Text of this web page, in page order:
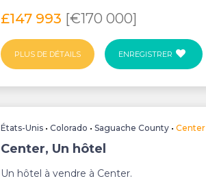
£147 993 [€170 000]
PLUS DE DÉTAILS ENREGISTRER
États-Unis •Colorado •Saguache County •Center
Center, Un hôtel
Un hôtel à vendre à Center.